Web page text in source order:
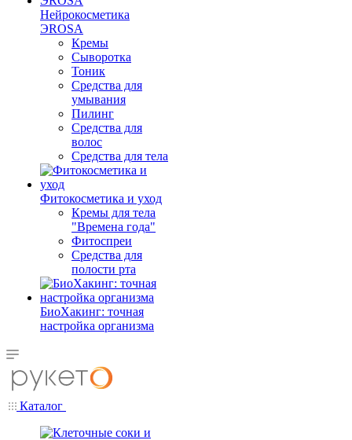
Нейрокосметика
ЭROSA
Кремы
Сыворотка
Тоник
Средства для
умывания
Пилинг
Средства для
волос
Средства для тела
Фитокосметика и уход
Кремы для тела
"Времена года"
Фитоспреи
Средства для
полости рта
БиоХакинг: точная
настройка организма
Каталог